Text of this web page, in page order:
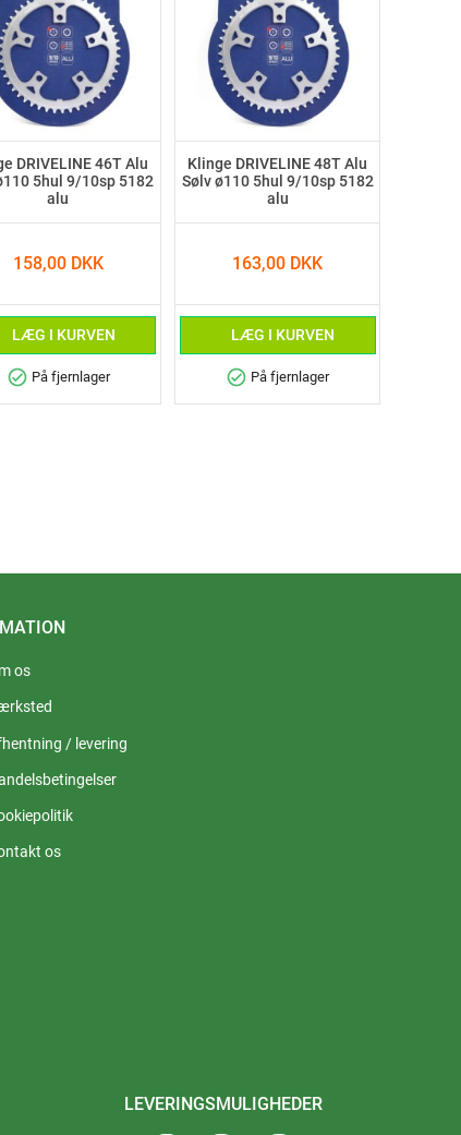
DRIVELINE 46T Alu
5hul 9/10sp 5182
alu
158,00 DKK
LÆG I KURVEN
check_circle På fjernlager
Klinge DRIVELINE 48T Alu
Sølv ø110 5hul 9/10sp 5182
alu
163,00 DKK
LÆG I KURVEN
check_circle På fjernlager
os
/ levering
os
LEVERINGSMULIGHEDER